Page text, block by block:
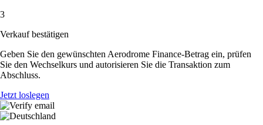
3
Verkauf bestätigen
Geben Sie den gewünschten Aerodrome Finance-Betrag ein, prüfen
Sie den Wechselkurs und autorisieren Sie die Transaktion zum
Abschluss.
Jetzt loslegen